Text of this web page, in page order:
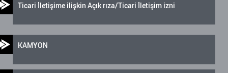
Ticari İletişime ilişkin Açık rıza/Ticari İletişim izni
KAMYON